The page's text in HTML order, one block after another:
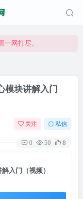
一网打尽。
各种项目 + 提升网创认知。
网打尽。
模块讲解入门
关注 私信
0 50 8
入门（视频）